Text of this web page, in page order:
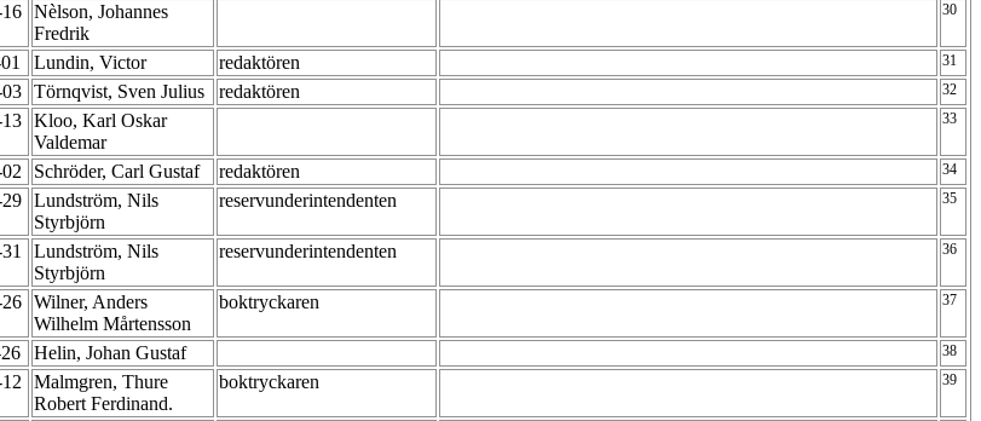
Nèlson, Johannes
Fredrik
30
Lundin, Victor redaktören 31
Törnqvist, Sven Julius redaktören 32
Kloo, Karl Oskar
Valdemar
33
Schröder, Carl Gustaf redaktören 34
Lundström, Nils
Styrbjörn
reservunderintendenten 35
Lundström, Nils
Styrbjörn
reservunderintendenten 36
Wilner, Anders
Wilhelm Mårtensson
boktryckaren 37
Helin, Johan Gustaf 38
Malmgren, Thure
Robert Ferdinand.
boktryckaren 39